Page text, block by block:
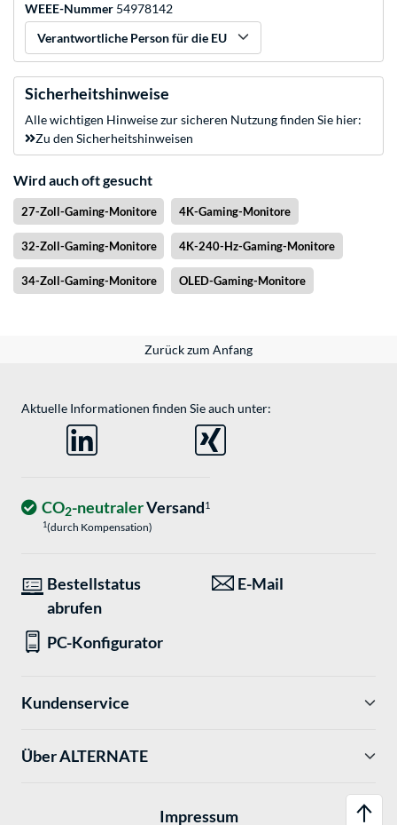
WEEE-Nummer 54978142
Verantwortliche Person für die EU
Sicherheitshinweise
Alle wichtigen Hinweise zur sicheren Nutzung finden Sie hier:
Zu den Sicherheitshinweisen
Wird auch oft gesucht
27-Zoll-Gaming-Monitore 4K-Gaming-Monitore
32-Zoll-Gaming-Monitore 4K-240-Hz-Gaming-Monitore
34-Zoll-Gaming-Monitore OLED-Gaming-Monitore
Zurück zum Anfang
Aktuelle Informationen finden Sie auch unter:
CO2-neutralerVersand1
1(durch Kompensation)
Bestellstatus
abrufen
E-Mail
PC-Konfigurator
Kundenservice
Über ALTERNATE
Impressum